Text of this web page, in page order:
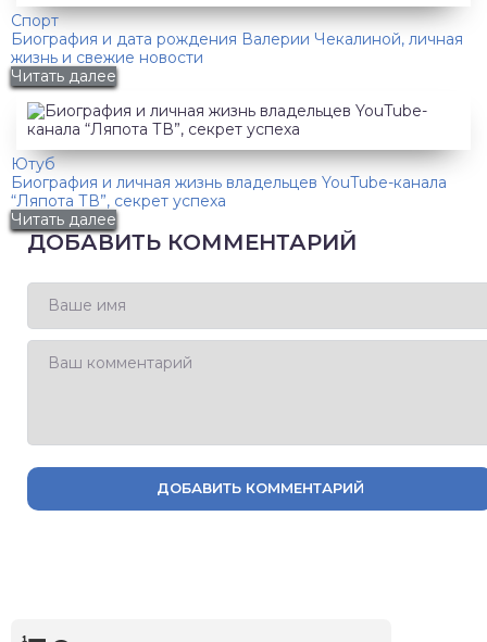
Спорт
Биография и дата рождения Валерии Чекалиной, личная
жизнь и свежие новости
Читать далее
Ютуб
Биография и личная жизнь владельцев YouTube-канала
“Ляпота ТВ”, секрет успеха
Читать далее
ДОБАВИТЬ КОММЕНТАРИЙ
ДОБАВИТЬ КОММЕНТАРИЙ